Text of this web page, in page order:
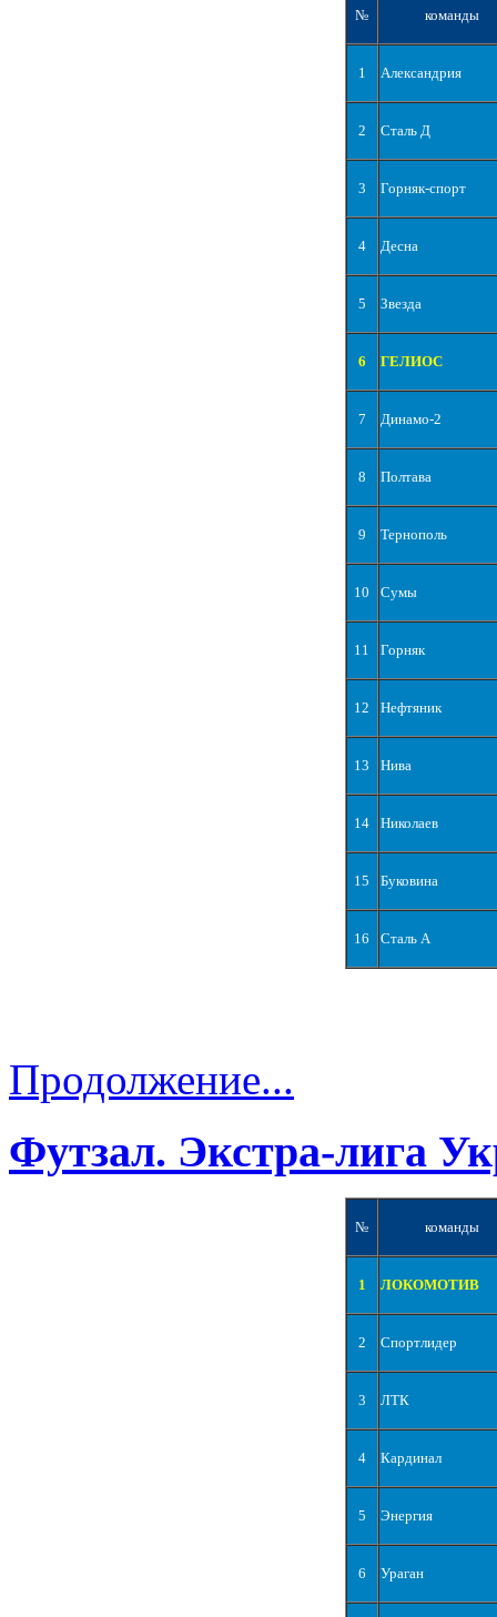
№ команды
1 Александрия
2 Сталь Д
3 Горняк-спорт
4 Десна
5 Звезда
6 ГЕЛИОС
7 Динамо-2
8 Полтава
9 Тернополь
10 Сумы
11 Горняк
12 Нефтяник
13 Нива
14 Николаев
15 Буковина
16 Сталь А
Продолжение...
Футзал. Экстра-лига
№ команды
1 ЛОКОМОТИВ
2 Спортлидер
3 ЛТК
4 Кардинал
5 Энергия
6 Ураган